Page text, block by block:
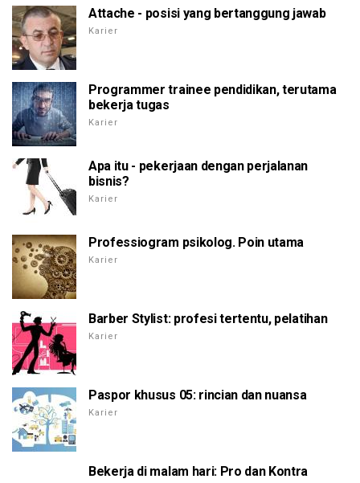
Attache - posisi yang bertanggung jawab
Karier
Programmer trainee pendidikan, terutama
bekerja tugas
Karier
Apa itu - pekerjaan dengan perjalanan
bisnis?
Karier
Professiogram psikolog. Poin utama
Karier
Barber Stylist: profesi tertentu, pelatihan
Karier
Paspor khusus 05: rincian dan nuansa
Karier
Bekerja di malam hari: Pro dan Kontra